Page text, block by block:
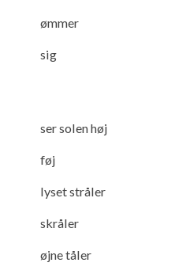
ømmer
sig
ser solen høj
føj
lyset stråler
skråler
øjne tåler